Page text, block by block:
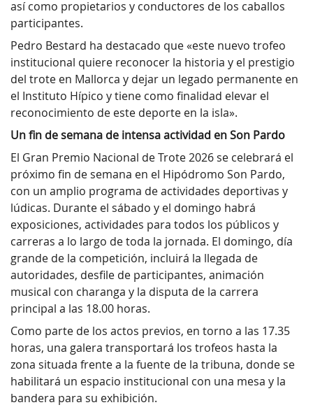
así como propietarios y conductores de los caballos
participantes.
Pedro Bestard ha destacado que «este nuevo trofeo
institucional quiere reconocer la historia y el prestigio
del trote en Mallorca y dejar un legado permanente en
el Instituto Hípico y tiene como finalidad elevar el
reconocimiento de este deporte en la isla».
Un fin de semana de intensa actividad en Son Pardo
El Gran Premio Nacional de Trote 2026 se celebrará el
próximo fin de semana en el Hipódromo Son Pardo,
con un amplio programa de actividades deportivas y
lúdicas. Durante el sábado y el domingo habrá
exposiciones, actividades para todos los públicos y
carreras a lo largo de toda la jornada. El domingo, día
grande de la competición, incluirá la llegada de
autoridades, desfile de participantes, animación
musical con charanga y la disputa de la carrera
principal a las 18.00 horas.
Como parte de los actos previos, en torno a las 17.35
horas, una galera transportará los trofeos hasta la
zona situada frente a la fuente de la tribuna, donde se
habilitará un espacio institucional con una mesa y la
bandera para su exhibición.